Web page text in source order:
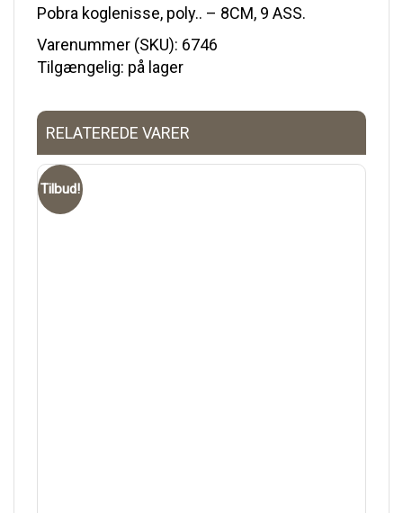
Pobra koglenisse, poly.. – 8CM, 9 ASS.
Varenummer (SKU): 6746
Tilgængelig: på lager
RELATEREDE VARER
Tilbud!